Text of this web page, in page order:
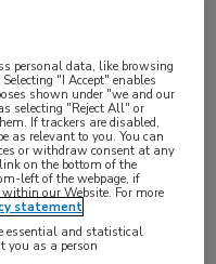
personal data, like browsing
"I Accept" enables
shown under "we and our
selecting "Reject All" or
If trackers are disabled,
as relevant to you. You can
or withdraw consent at any
on the bottom of the
left of the webpage, if
our Website. For more
statement
essential and statistical
you as a person